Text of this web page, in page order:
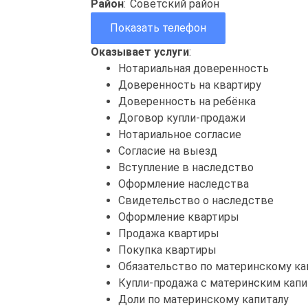
Район: Советский район
Показать телефон
Оказывает услуги:
Нотариальная доверенность
Доверенность на квартиру
Доверенность на ребёнка
Договор купли-продажи
Нотариальное согласие
Согласие на выезд
Вступление в наследство
Оформление наследства
Свидетельство о наследстве
Оформление квартиры
Продажа квартиры
Покупка квартиры
Обязательство по материнскому
Купли-продажа с материнским
Доли по материнскому капиталу